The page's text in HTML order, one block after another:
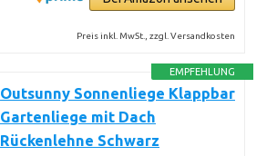
Preis inkl. MwSt., zzgl. Versandkosten
EMPFEHLUNG
Outsunny Sonnenliege Klappbar
Gartenliege mit Dach
Rückenlehne Schwarz